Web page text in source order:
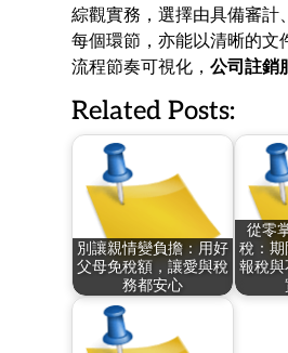
綜觀實務，選擇由具備審
每個環節，亦能以清晰的文
流程節奏可視化， 公司註銷
Related Posts:
別讓親情變負擔：用好
父母免稅額，讓愛與稅
務都安心
從零
稅：
報稅